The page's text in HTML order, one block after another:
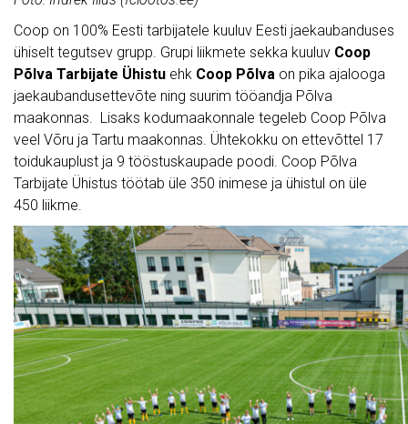
Coop on 100% Eesti tarbijatele kuuluv Eesti jaekaubanduses
ühiselt tegutsev grupp. Grupi liikmete sekka kuuluv Coop
Põlva Tarbijate Ühistu ehk Coop Põlva on pika ajalooga
jaekaubandusettevõte ning suurim tööandja Põlva
maakonnas. Lisaks kodumaakonnale tegeleb Coop Põlva
veel Võru ja Tartu maakonnas. Ühtekokku on ettevõttel 17
toidukauplust ja 9 tööstuskaupade poodi. Coop Põlva
Tarbijate Ühistus töötab üle 350 inimese ja ühistul on üle
450 liikme.